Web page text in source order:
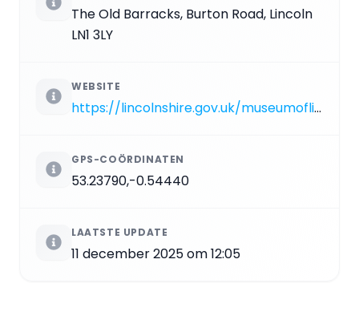
The Old Barracks, Burton Road, Lincoln
LN1 3LY
WEBSITE
https://lincolnshire.gov.uk/museumoflincolnshirelife
GPS-COÖRDINATEN
53.23790,-0.54440
LAATSTE UPDATE
11 december 2025 om 12:05